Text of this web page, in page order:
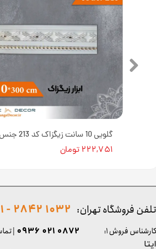
۲۲۲,۷۵۱ تومان
تلفن فروشگاه تهران: 1032 2842 - 021
کارشناس فروش ۱: 0872 021 0936
|
ایتا